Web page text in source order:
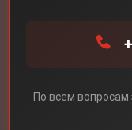
По всем вопросам